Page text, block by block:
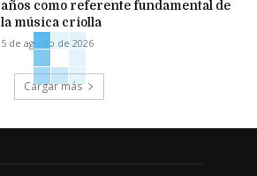
años como referente fundamental de
la música criolla
5 de agosto de 2026
Cargar más